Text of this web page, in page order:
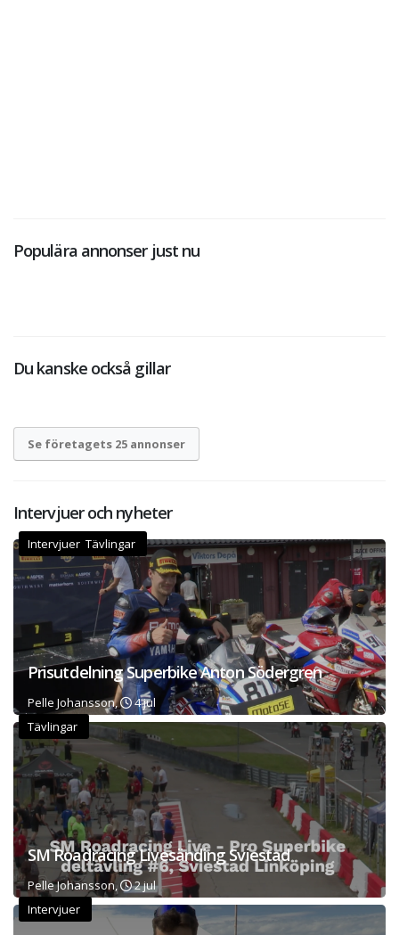
Populära annonser just nu
Du kanske också gillar
Se företagets 25 annonser
Intervjuer och nyheter
Intervjuer Tävlingar
Prisutdelning Superbike Anton Södergren
Pelle Johansson,
4 jul
Tävlingar
SM Roadracing Livesänding Sviestad
Pelle Johansson,
2 jul
Intervjuer